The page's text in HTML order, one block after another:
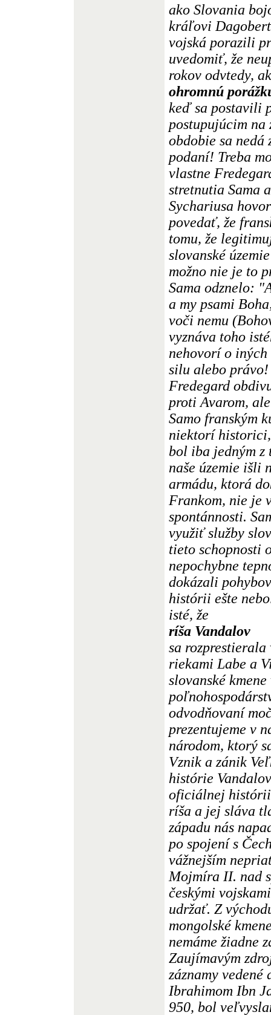
ako Slovania
kráľovi
vojská porazili
uvedomiť, že
rokov odvtedy,
ohromnú
keď sa postavili
postupujúcim na
obdobie sa nedá
podaní! Treba
vlastne
stretnutia Sama
Sychariusa
povedať, že
tomu, že
slovanské
možno nie je to
Sama odznelo:
a my psami
voči nemu
vyznáva toho
nehovorí o
silu alebo právo!
Fredegard
proti Avarom,
Samo franským
niektorí
bol iba jedným z
naše územie išli
armádu, ktorá
Frankom, nie je
spontánnosti.
využiť služby
tieto schopnosti
nepochybne
dokázali
histórii ešte
isté, že
ríša Vandalov
sa rozprestierala
riekami Labe a
slovanské
odvodňovaní
prezentujeme v
národom, ktorý
Vznik a zánik
histórie
oficiálnej histórii
ríša a jej sláva
západu nás
po spojení s
vážnejším
Mojmíra II. nad
českými
udržať. Z
mongolské
nemáme žiadne
Zaujímavým
záznamy
Ibrahimom Ibn
950, bol